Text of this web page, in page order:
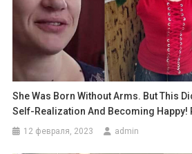
She Was Born Without Arms. But This
Self-Realization And Becoming Happy!
12 февраля, 2023 admin